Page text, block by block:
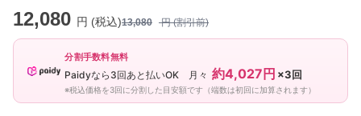
12,080 円 (税込)13,080 円 (割引前)
分割手数料無料
Paidyなら3回あと払いOK 月々 約4,027円 ×3回
※税込価格を3回に分割した目安額です（端数は初回に加算されます）